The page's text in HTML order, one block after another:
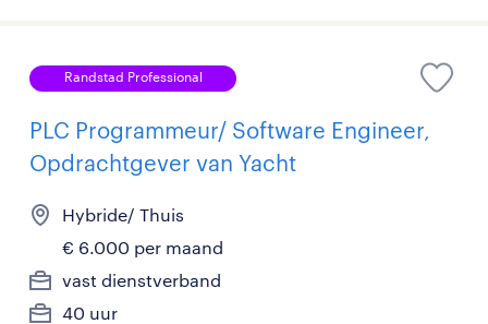
Randstad Professional
PLC Programmeur/ Software Engineer,
Opdrachtgever van Yacht
Hybride/ Thuis
€ 6.000 per maand
vast dienstverband
40 uur